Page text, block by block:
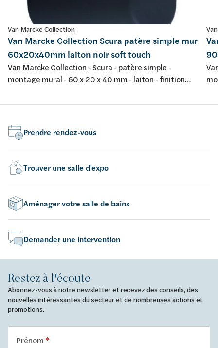
Van Marcke Collection
Van Marcke Collection Scura patère simple mur
60x20x40mm laiton noir soft touch
Van Marcke Collection - Scura - patère simple -
montage mural - 60 x 20 x 40 mm - laiton - finition
Prendre rendez-vous
Trouver une salle d'expo
Aménager votre salle de bains
Demander une intervention
Restez à l'écoute
Abonnez-vous à notre newsletter et recevez des conseils, des
nouvelles intéressantes du secteur et de nombreuses actions et
promotions.
Prénom